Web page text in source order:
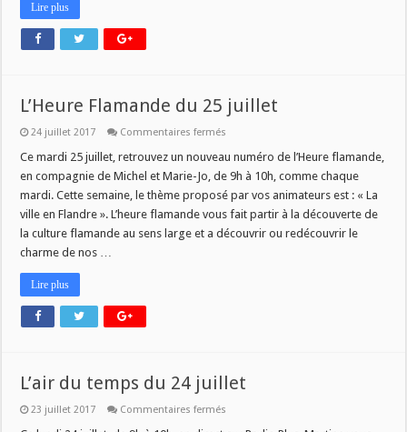
Lire plus
L’Heure Flamande du 25 juillet
24 juillet 2017 Commentaires fermés
Flamande
25
juillet
Ce mardi 25 juillet, retrouvez un nouveau numéro de l’Heure flamande,
en compagnie de Michel et Marie-Jo, de 9h à 10h, comme chaque
mardi. Cette semaine, le thème proposé par vos animateurs est : « La
ville en Flandre ». L’heure flamande vous fait partir à la découverte de
la culture flamande au sens large et a découvrir ou redécouvrir le
charme de nos …
Lire plus
L’air du temps du 24 juillet
23 juillet 2017 Commentaires fermés